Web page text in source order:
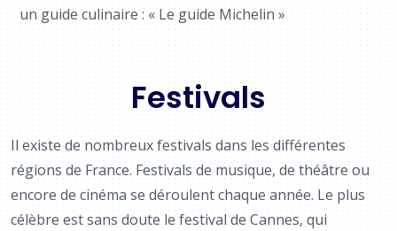
un guide culinaire : « Le guide Michelin »
Festivals
Il existe de nombreux festivals dans les différentes
régions de France. Festivals de musique, de théâtre ou
encore de cinéma se déroulent chaque année. Le plus
célèbre est sans doute le festival de Cannes, qui